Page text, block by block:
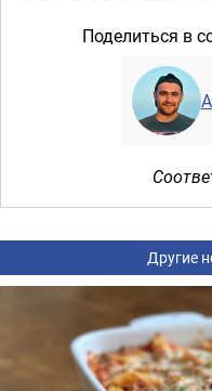
Поделиться в
Другие